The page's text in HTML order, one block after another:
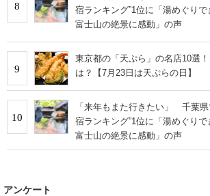
8
宿ランキング”1位に「湯めぐり
富士山の絶景に感動」の声
9
東京都の「天ぷら」の名店10選
は？【7月23日は天ぷらの日】
10
「来年もまた行きたい」 千葉県
宿ランキング”1位に「湯めぐり
富士山の絶景に感動」の声
アンケート